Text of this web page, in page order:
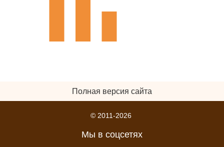
Полная версия сайта
© 2011-2026
Мы в соцсетях